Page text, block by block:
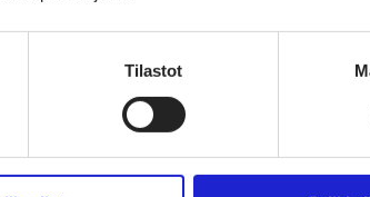
Tilastot
Vitrulan Composites Oy
Mölnlycke Health Care